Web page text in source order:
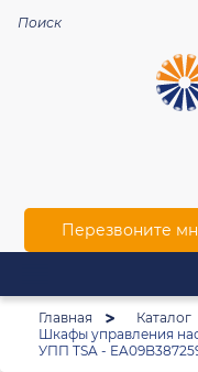
Перезвоните
Главная
Каталог
Шкафы управления
УПП TSA -